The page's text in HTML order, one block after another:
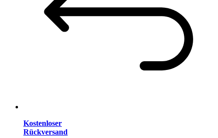
Kostenloser
Rückversand